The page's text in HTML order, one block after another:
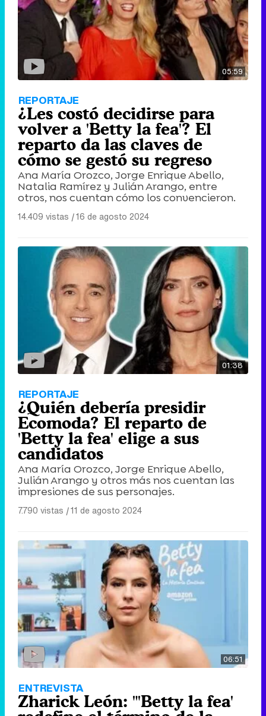
Tráiler de '33 días', la nueva serie de Atresplayer con Julián Villagrán y José Manuel Poga
05:59
REPORTAJE
¿Les costó decidirse para
volver a 'Betty la fea'? El
reparto da las claves de
cómo se gestó su regreso
Ana María Orozco, Jorge Enrique Abello,
Natalia Ramírez y Julián Arango, entre
otros, nos cuentan cómo los convencieron.
14.409 vistas |16 de agosto 2024
01:38
REPORTAJE
¿Quién debería presidir
Ecomoda? El reparto de
'Betty la fea' elige a sus
candidatos
Ana María Orozco, Jorge Enrique Abello,
Julián Arango y otros más nos cuentan las
impresiones de sus personajes.
7.790 vistas |11 de agosto 2024
06:51
ENTREVISTA
Zharick León: "'Betty la fea'